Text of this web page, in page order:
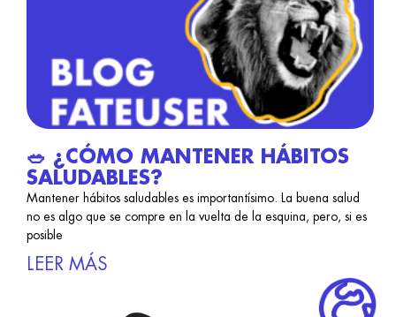
🥗 ¿CÓMO MANTENER HÁBITOS
SALUDABLES?
Mantener hábitos saludables es importantísimo. La buena salud
no es algo que se compre en la vuelta de la esquina, pero, si es
posible
LEER MÁS